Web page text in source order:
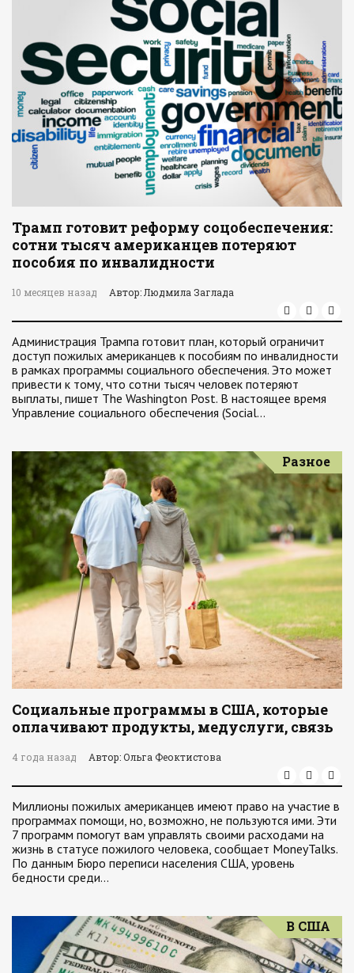
Трамп готовит реформу соцобеспечения:
сотни тысяч американцев потеряют
пособия по инвалидности
10 месяцев назад Автор: Людмила Заглада
Администрация Трампа готовит план, который ограничит
доступ пожилых американцев к пособиям по инвалидности
в рамках программы социального обеспечения. Это может
привести к тому, что сотни тысяч человек потеряют
выплаты, пишет The Washington Post. В настоящее время
Управление социального обеспечения (Social…
Разное
Социальные программы в США, которые
оплачивают продукты, медуслуги, связь
4 года назад Автор: Ольга Феоктистова
Миллионы пожилых американцев имеют право на участие в
программах помощи, но, возможно, не пользуются ими. Эти
7 программ помогут вам управлять своими расходами на
жизнь в статусе пожилого человека, сообщает MoneyTalks.
По данным Бюро переписи населения США, уровень
бедности среди…
В США